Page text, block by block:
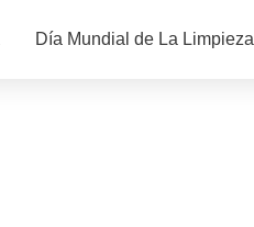
Día Mundial de La Limpieza